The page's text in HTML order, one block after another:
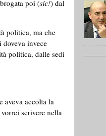
poi (sic!) dal
politica, ma che
doveva invece
politica, dalle sedi
aveva accolta la
scrivere nella